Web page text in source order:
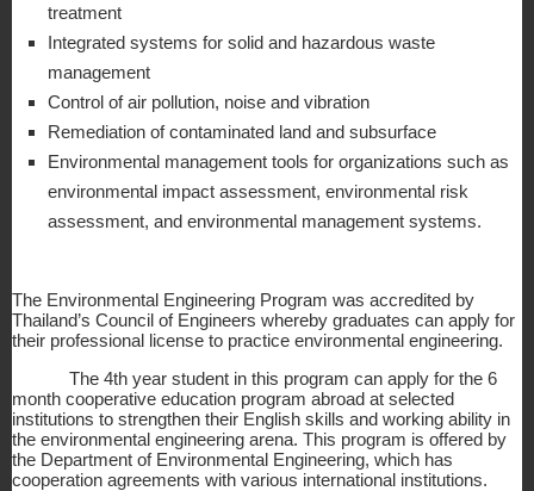
treatment
Integrated systems for solid and hazardous waste
management
Control of air pollution, noise and vibration
Remediation of contaminated land and subsurface
Environmental management tools for organizations such as
environmental impact assessment, environmental risk
assessment, and environmental management systems.
The Environmental Engineering Program was accredited by
Thailand’s Council of Engineers whereby graduates can apply for
their professional license to practice environmental engineering.
The 4th year student in this program can apply for the 6
month cooperative education program abroad at selected
institutions to strengthen their English skills and working ability in
the environmental engineering arena. This program is offered by
the Department of Environmental Engineering, which has
cooperation agreements with various international institutions.